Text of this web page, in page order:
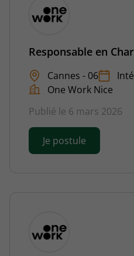
Responsable en
Cannes - 06
One Work Nice
Publié le 6 mars 2026
Je postule